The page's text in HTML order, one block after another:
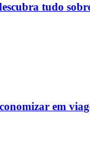
tudo
em